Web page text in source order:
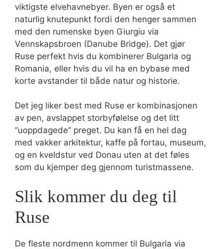
viktigste elvehavnebyer. Byen er også et
naturlig knutepunkt fordi den henger sammen
med den rumenske byen Giurgiu via
Vennskapsbroen (Danube Bridge). Det gjør
Ruse perfekt hvis du kombinerer Bulgaria og
Romania, eller hvis du vil ha en bybase med
korte avstander til både natur og historie.
Det jeg liker best med Ruse er kombinasjonen
av pen, avslappet storbyfølelse og det litt
“uoppdagede” preget. Du kan få en hel dag
med vakker arkitektur, kaffe på fortau, museum,
og en kveldstur ved Donau uten at det føles
som du kjemper deg gjennom turistmassene.
Slik kommer du deg til
Ruse
De fleste nordmenn kommer til Bulgaria via